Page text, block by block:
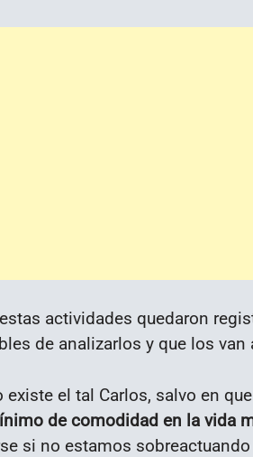
actividades quedaron
de analizarlos y que los
existe el tal Carlos, salvo en
de comodidad en la vida
si no estamos